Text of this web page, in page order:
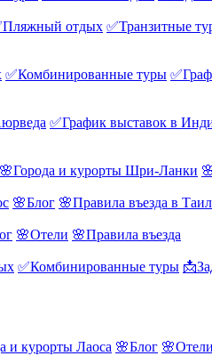
отдых ✅Транзитные
✅Комбинированные туры
✅График выставок в
🌸Города и курорты Шри-Ланки
🌸Блог 🌸Правила въезда в
🌸Отели 🌸Правила въезда
✅Комбинированные туры
и курорты Лаоса 🌸Блог 🌸Отели